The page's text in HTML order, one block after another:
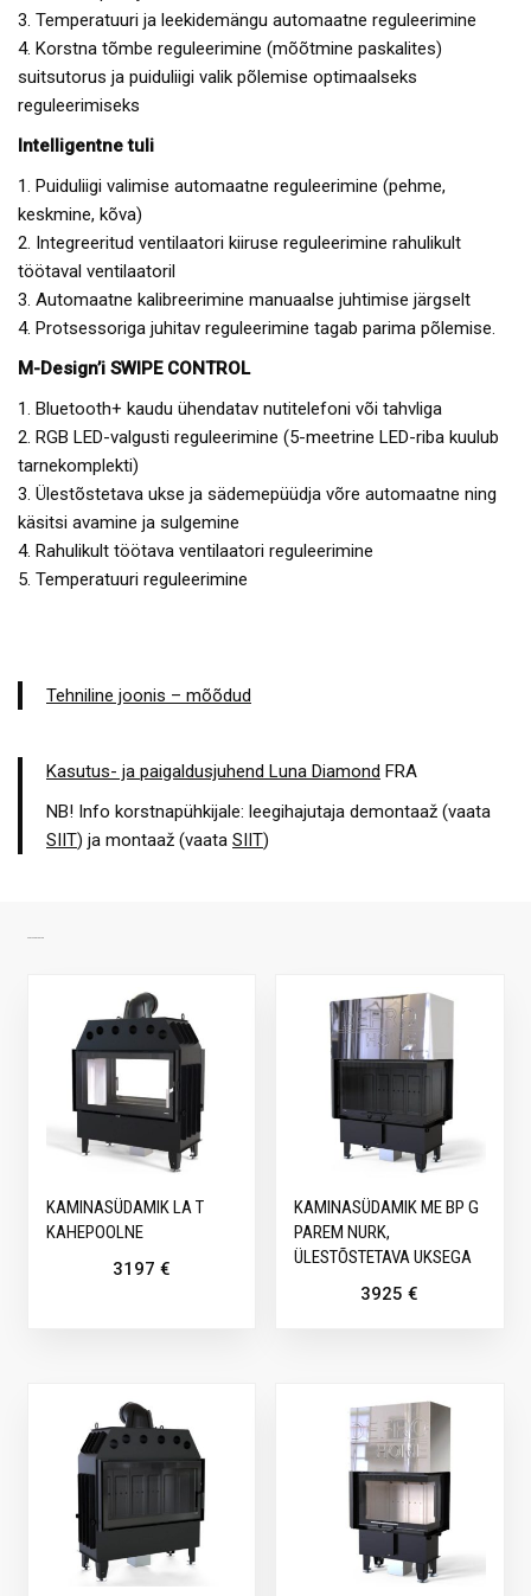
3. Temperatuuri ja leekidemängu automaatne reguleerimine
4. Korstna tõmbe reguleerimine (mõõtmine paskalites)
suitsutorus ja puiduliigi valik põlemise optimaalseks
reguleerimiseks
Intelligentne tuli
1. Puiduliigi valimise automaatne reguleerimine (pehme,
keskmine, kõva)
2. Integreeritud ventilaatori kiiruse reguleerimine rahulikult
töötaval ventilaatoril
3. Automaatne kalibreerimine manuaalse juhtimise järgselt
4. Protsessoriga juhitav reguleerimine tagab parima põlemise.
M-Design’i SWIPE CONTROL
1. Bluetooth+ kaudu ühendatav nutitelefoni või tahvliga
2. RGB LED-valgusti reguleerimine (5-meetrine LED-riba kuulub
tarnekomplekti)
3. Ülestõstetava ukse ja sädemepüüdja võre automaatne ning
käsitsi avamine ja sulgemine
4. Rahulikult töötava ventilaatori reguleerimine
5. Temperatuuri reguleerimine
Tehniline joonis – mõõdud
Kasutus- ja paigaldusjuhend Luna Diamond FRA
NB! Info korstnapühkijale: leegihajutaja demontaaž (vaata
SIIT) ja montaaž (vaata SIIT)
KAMINASÜDAMIK LA T
KAHEPOOLNE
3197 €
KAMINASÜDAMIK ME BP G
PAREM NURK,
ÜLESTÕSTETAVA UKSEGA
3925€